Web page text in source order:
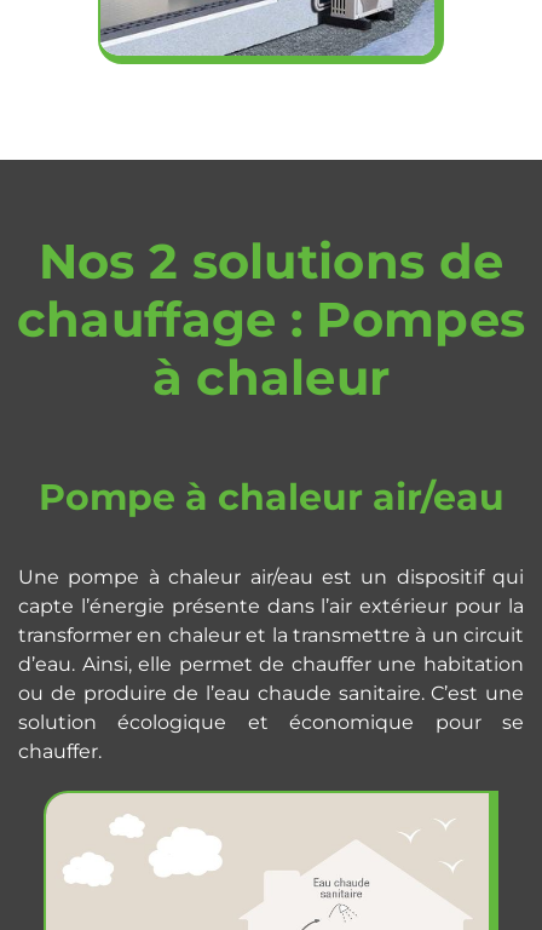
Nos 2 solutions de
chauffage : Pompes
à chaleur
Pompe à chaleur air/eau
Une pompe à chaleur air/eau est un dispositif qui
capte l’énergie présente dans l’air extérieur pour la
transformer en chaleur et la transmettre à un circuit
d’eau. Ainsi, elle permet de chauffer une habitation
ou de produire de l’eau chaude sanitaire. C’est une
solution écologique et économique pour se
chauffer.